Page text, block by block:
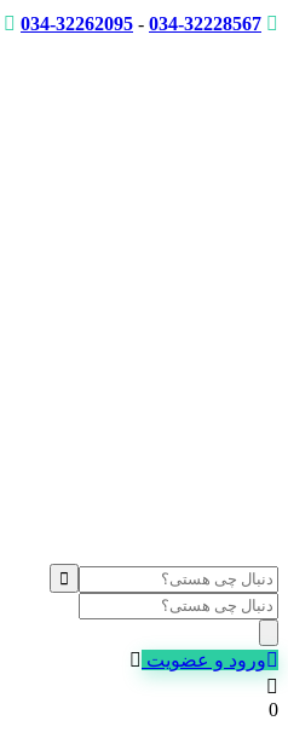
034-32262095 - 034-32228567
Products
search
ورود و عضویت
0